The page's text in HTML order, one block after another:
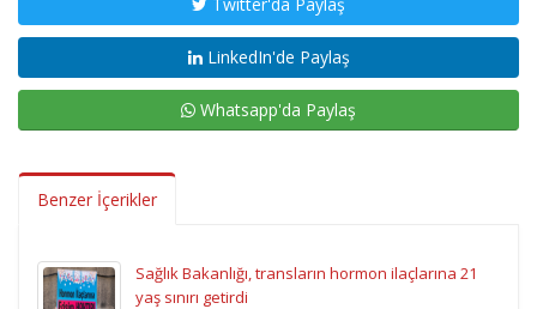
LinkedIn'de Paylaş
Whatsapp'da Paylaş
Benzer İçerikler
Sağlık Bakanlığı, transların hormon ilaçlarına 21
yaş sınırı getirdi